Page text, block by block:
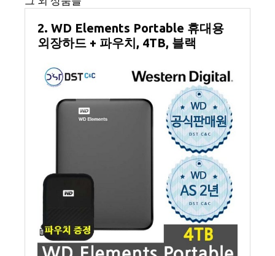
2. WD Elements Portable 휴대용
외장하드 + 파우치, 4TB, 블랙